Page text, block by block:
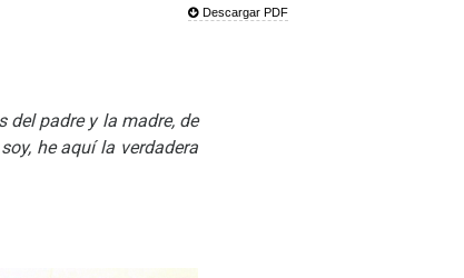
Descargar PDF
del padre y la madre, de
he aquí la verdadera